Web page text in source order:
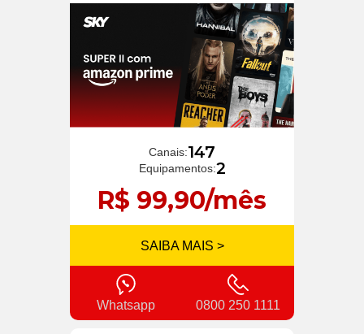
Canais:147
Equipamentos:2
R$ 99,90/mês
SAIBA MAIS >
Whatsapp 0800 250 1111